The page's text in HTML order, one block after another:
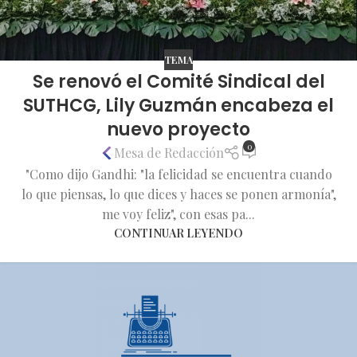
TEMA
Se renovó el Comité Sindical del
SUTHCG, Lily Guzmán encabeza el
nuevo proyecto
Mesa de Redacción 0
"Como dijo Gandhi: "la felicidad se encuentra cuando
lo que piensas, lo que dices y haces se ponen armonía",
me voy feliz", con esas pa...
CONTINUAR LEYENDO